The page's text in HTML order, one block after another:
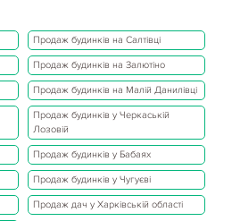
Продаж будинків на Салтівці
Продаж будинків на Залютіно
Продаж будинків на Малій Данилівці
Продаж будинків у Черкаській
Лозовій
Продаж будинків у Бабаях
Продаж будинків у Чугуєві
Продаж дач у Харківській області